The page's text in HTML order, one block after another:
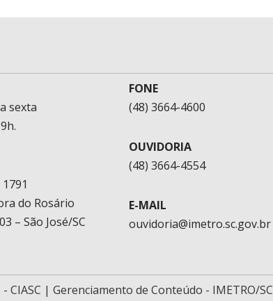
sexta
do Rosário
– São José/SC
FONE
(48) 3664-4600
OUVIDORIA
(48) 3664-4554
E-MAIL
ouvidoria@imetro.sc.gov.br
- CIASC | Gerenciamento de Conteúdo - IMETRO/SC